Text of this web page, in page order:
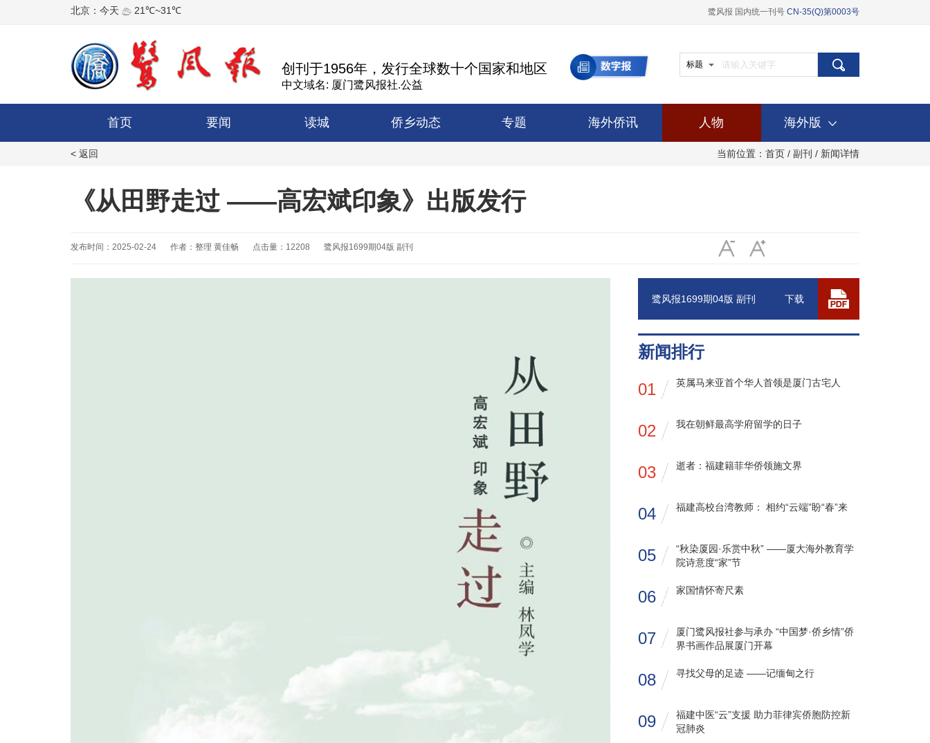
鹭风报 国内统一刊号 CN-35(Q)第0003号
创刊于1956年，发行全球数十个国家和地区
中文域名: 厦门鹭风报社.公益
标题
首页 要闻 读城 侨乡动态 专题 海外侨讯 人物 海外版
当前位置： 首页 / 副刊 / 新闻详情
< 返回
《从田野走过 ——高宏斌印象》出版发行
发布时间：2025-02-24 作者：整理 黄佳畅 点击量：12208 鹭风报1699期04版 副刊
下载
鹭风报1699期04版 副刊
新闻排行
01
英属马来亚首个华人首领是厦门古宅人
02 我在朝鲜最高学府留学的日子
03 逝者：福建籍菲华侨领施文界
04 福建高校台湾教师： 相约“云端”盼“春”来
05
“秋染厦园·乐赏中秋” ——厦大海外教育学
院诗意度“家”节
06 家国情怀寄尺素
07
厦门鹭风报社参与承办 “中国梦·侨乡情”侨
界书画作品展厦门开幕
08 寻找父母的足迹 ——记缅甸之行
09
福建中医“云”支援 助力菲律宾侨胞防控新
冠肺炎